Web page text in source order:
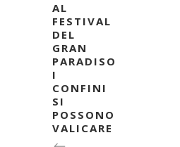
AL
FESTIVAL
DEL
GRAN
PARADISO
I
CONFINI
SI
POSSONO
VALICARE